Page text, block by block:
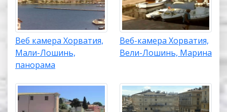
Веб камера Хорватия,
Мали-Лошинь,
панорама
Веб-камера Хорватия,
Вели-Лошинь, Марина